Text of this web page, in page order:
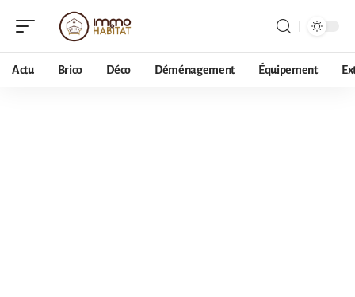
Actu Brico Déco Déménagement Équipement